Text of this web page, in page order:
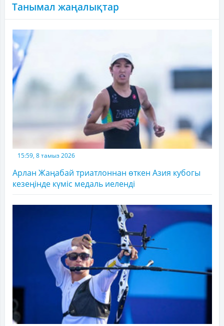
Танымал жаңалықтар
15:59, 8 тамыз 2026
Арлан Жаңабай триатлоннан өткен Азия кубогы
кезеңінде күміс медаль иеленді